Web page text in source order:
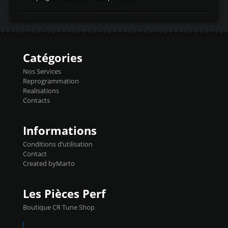
d'admissiontemp ex. pour atmo -30- 80°C
temperaturetemperature ldr moteurtemp
Injecteurs + Flashpro 1370€ TTC Le
précise et performante. Vous pourrez
basculer de la carto sans plomb à Ethanol à
l'aide du flashpro OPTION ECONOMIQUES
Reprog SP 98 sur le calculateur d'origine
450€ TTC Un gain d'environ 10cv et 15nm
Catégories
Nos Services
Reprogrammation
Realisations
Contacts
Informations
Conditions d’utilisation
Contact
Created byMarto
Les Pièces Perf
Boutique CR Tune Shop